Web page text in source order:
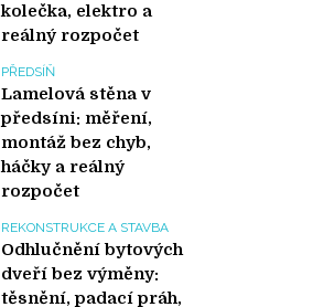
kolečka, elektro a
reálný rozpočet
PŘEDSÍŇ
Lamelová stěna v
předsíni: měření,
montáž bez chyb,
háčky a reálný
rozpočet
REKONSTRUKCE A STAVBA
Odhlučnění bytových
dveří bez výměny:
těsnění, padací práh,